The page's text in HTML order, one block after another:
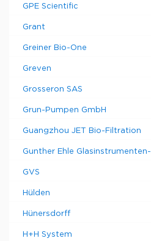
GPE Scientific
Grant
Greiner Bio-One
Greven
Grosseron SAS
Grun-Pumpen GmbH
Guangzhou JET Bio-Filtration
Gunther Ehle Glasinstrumenten-
GVS
Hülden
Hünersdorff
H+H System